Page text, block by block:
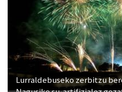
Lurraldebuseko zerbitzu
Nagusiko su-artifizialez